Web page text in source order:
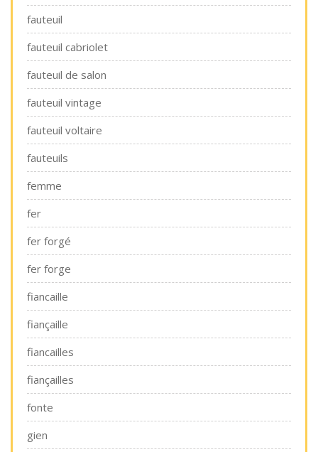
fauteuil
fauteuil cabriolet
fauteuil de salon
fauteuil vintage
fauteuil voltaire
fauteuils
femme
fer
fer forgé
fer forge
fiancaille
fiançaille
fiancailles
fiançailles
fonte
gien